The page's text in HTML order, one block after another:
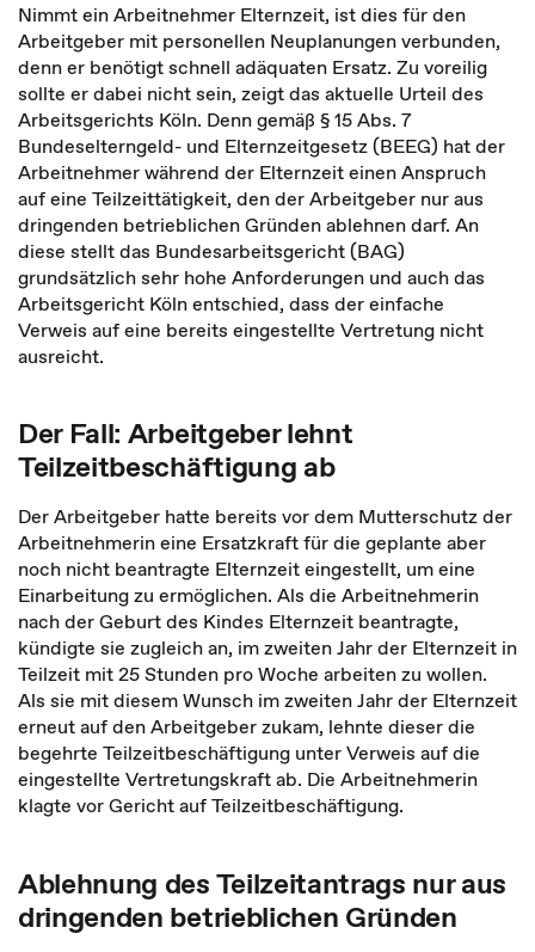
Nimmt ein Arbeitnehmer Elternzeit, ist dies für den
Arbeitgeber mit personellen Neuplanungen verbunden,
denn er benötigt schnell adäquaten Ersatz. Zu voreilig
sollte er dabei nicht sein, zeigt das aktuelle Urteil des
Arbeitsgerichts Köln. Denn gemäß § 15 Abs. 7
Bundeselterngeld- und Elternzeitgesetz (BEEG) hat der
Arbeitnehmer während der Elternzeit einen Anspruch
auf eine Teilzeittätigkeit, den der Arbeitgeber nur aus
dringenden betrieblichen Gründen ablehnen darf. An
diese stellt das Bundesarbeitsgericht (BAG)
grundsätzlich sehr hohe Anforderungen und auch das
Arbeitsgericht Köln entschied, dass der einfache
Verweis auf eine bereits eingestellte Vertretung nicht
ausreicht.
Der Fall: Arbeitgeber lehnt
Teilzeitbeschäftigung ab
Der Arbeitgeber hatte bereits vor dem Mutterschutz der
Arbeitnehmerin eine Ersatzkraft für die geplante aber
noch nicht beantragte Elternzeit eingestellt, um eine
Einarbeitung zu ermöglichen. Als die Arbeitnehmerin
nach der Geburt des Kindes Elternzeit beantragte,
kündigte sie zugleich an, im zweiten Jahr der Elternzeit in
Teilzeit mit 25 Stunden pro Woche arbeiten zu wollen.
Als sie mit diesem Wunsch im zweiten Jahr der Elternzeit
erneut auf den Arbeitgeber zukam, lehnte dieser die
begehrte Teilzeitbeschäftigung unter Verweis auf die
eingestellte Vertretungskraft ab. Die Arbeitnehmerin
klagte vor Gericht auf Teilzeitbeschäftigung.
Ablehnung des Teilzeitantrags nur aus
dringenden betrieblichen Gründen